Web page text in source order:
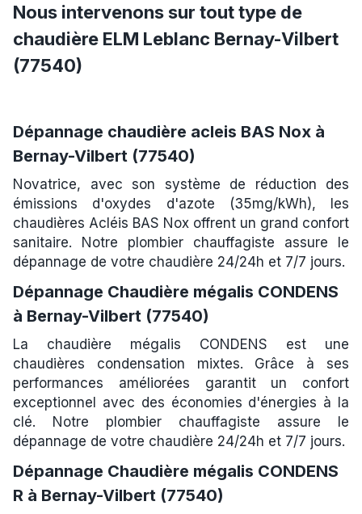
Nous intervenons sur tout type de
chaudière ELM Leblanc Bernay-Vilbert
(77540)
Dépannage chaudière acleis BAS Nox à
Bernay-Vilbert (77540)
Novatrice, avec son système de réduction des
émissions d'oxydes d'azote (35mg/kWh), les
chaudières Acléis BAS Nox offrent un grand confort
sanitaire. Notre plombier chauffagiste assure le
dépannage de votre chaudière 24/24h et 7/7 jours.
Dépannage Chaudière mégalis CONDENS
à Bernay-Vilbert (77540)
La chaudière mégalis CONDENS est une
chaudières condensation mixtes. Grâce à ses
performances améliorées garantit un confort
exceptionnel avec des économies d'énergies à la
clé. Notre plombier chauffagiste assure le
dépannage de votre chaudière 24/24h et 7/7 jours.
Dépannage Chaudière mégalis CONDENS
R à Bernay-Vilbert (77540)